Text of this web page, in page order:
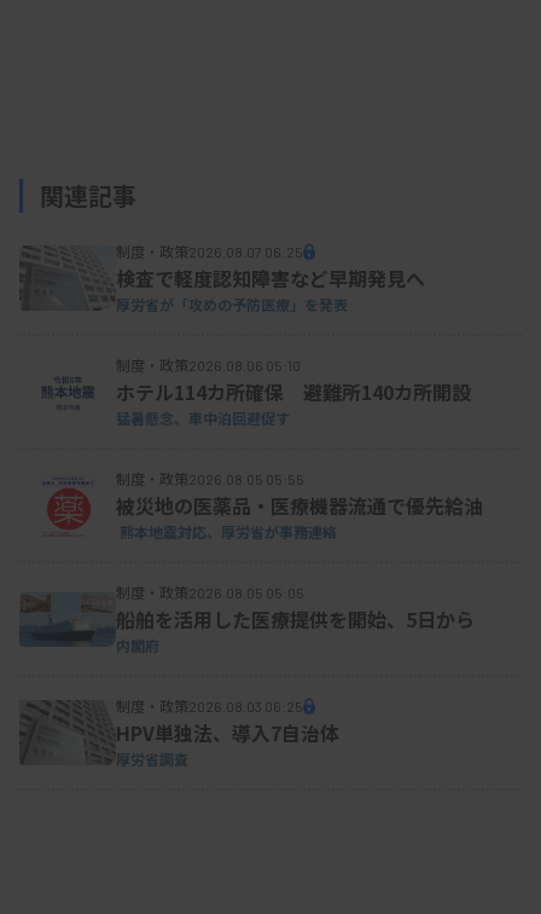
下し、3年連続の減少となった。白阪氏は「HIV感染
医療機関による検査を受けてほしい」とコメントし
た。
資料はこちら
関連記事
制度・政策2026.08.07 06:25
検査で軽度認知障害など早期発見へ
厚労省が「攻めの予防医療」を発表
制度・政策2026.08.06 05:10
ホテル114カ所確保 避難所140カ所開設
猛暑懸念、車中泊回避促す
制度・政策2026.08.05 05:55
被災地の医薬品・医療機器流通で優先給油
熊本地震対応、厚労省が事務連絡
制度・政策2026.08.05 05:05
船舶を活用した医療提供を開始、5日から
内閣府
制度・政策2026.08.03 06:25
HPV単独法、導入7自治体
厚労省調査